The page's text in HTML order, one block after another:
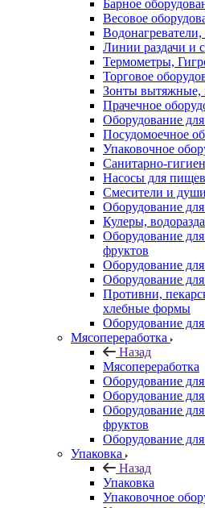
Барное
Весовое
Линии раздачи и
Термометры,
Торговое
Зонты вытяжные,
Прачечное
Оборудование
Посудомоечное
Упаковочное
Санитарно-
Насосы для
Смесители и
Оборудование
Кулеры,
Оборудование
фруктов
Оборудование
Оборудование
Противни,
хлебные формы
Оборудование
Мясопереработка
Назад
Мясопереработка
Оборудование
Оборудование
Оборудование
фруктов
Оборудование
Упаковка
Назад
Упаковка
Упаковочное